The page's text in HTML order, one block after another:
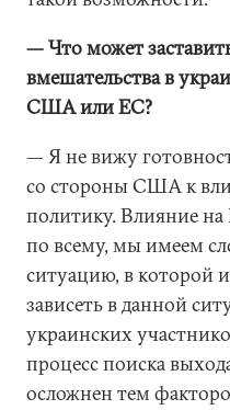
— Что может
вмешательства в
США или ЕС?
— Я не вижу
со стороны США к
политику. Влияние
по всему, мы имеем
ситуацию, в которой
зависеть в данной
украинских
процесс поиска
осложнен тем